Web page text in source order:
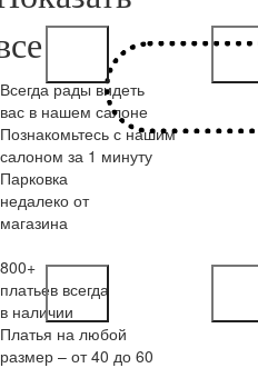
Всегда рады видеть
вас в нашем салоне
Познакомьтесь с нашим
салоном за 1 минуту
Парковка
недалеко от
магазина
800+
платьев всегда
в наличии
Платья на любой
размер – от 40 до 60